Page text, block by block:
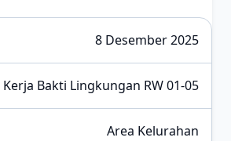
8 Desember 2025
Kerja Bakti Lingkungan RW 01-05
Area Kelurahan